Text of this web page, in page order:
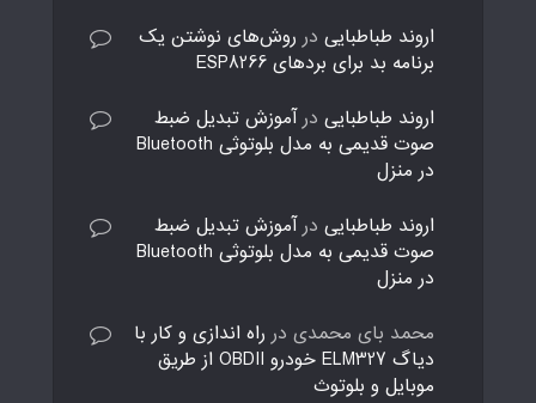
اروند طباطبایی در روش‌های نوشتن یک
برنامه بد برای بردهای ESP8266
اروند طباطبایی در آموزش تبدیل ضبط
صوت قدیمی به مدل بلوتوثی Bluetooth
در منزل
اروند طباطبایی در آموزش تبدیل ضبط
صوت قدیمی به مدل بلوتوثی Bluetooth
در منزل
محمد بای محمدی در راه اندازی و کار با
دیاگ ELM327 خودرو OBDII از طریق
موبایل و بلوتوث